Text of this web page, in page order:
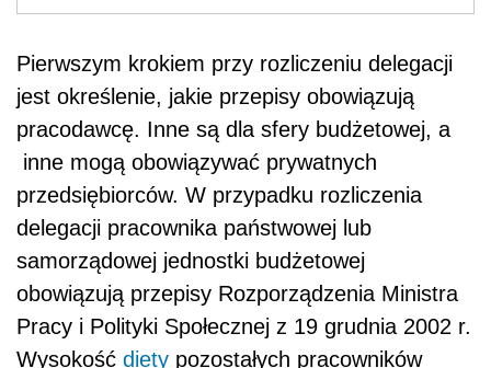
Pierwszym krokiem przy rozliczeniu delegacji
jest określenie, jakie przepisy obowiązują
pracodawcę. Inne są dla sfery budżetowej, a
inne mogą obowiązywać prywatnych
przedsiębiorców. W przypadku rozliczenia
delegacji pracownika państwowej lub
samorządowej jednostki budżetowej
obowiązują przepisy Rozporządzenia Ministra
Pracy i Polityki Społecznej z 19 grudnia 2002 r.
Wysokość diety pozostałych pracowników